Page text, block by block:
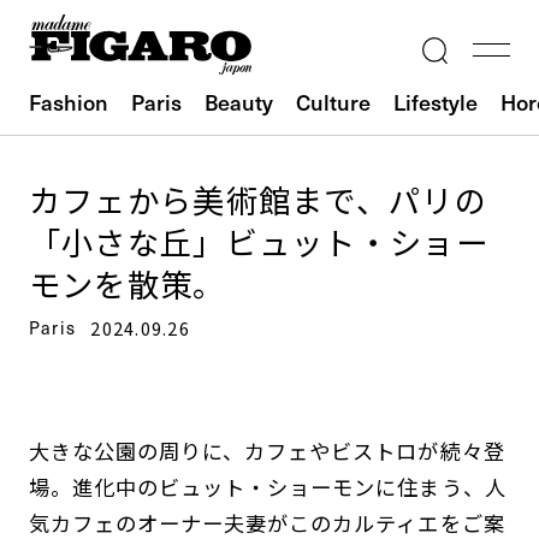
Fashion Paris Beauty Culture Lifestyle
カフェから美術館まで、パリの
「小さな丘」ビュット・ショー
モンを散策。
Paris 2024.09.26
大きな公園の周りに、カフェやビストロが続々登
場。進化中のビュット・ショーモンに住まう、人
気カフェのオーナー夫妻がこのカルティエをご案